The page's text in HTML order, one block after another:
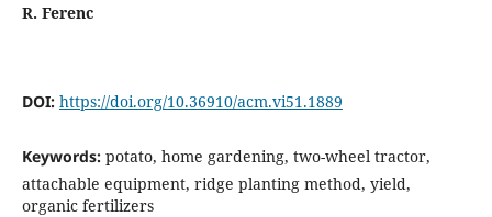
R. Ferenс
DOI: https://doi.org/10.36910/acm.vi51.1889
Keywords: potato, home gardening, two-wheel tractor,
attachable equipment, ridge planting method, yield,
organic fertilizers